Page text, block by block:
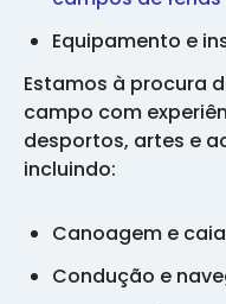
Equipamento e
Estamos à procura
campo com
desportos, artes e
incluindo:
Canoagem e
Condução e